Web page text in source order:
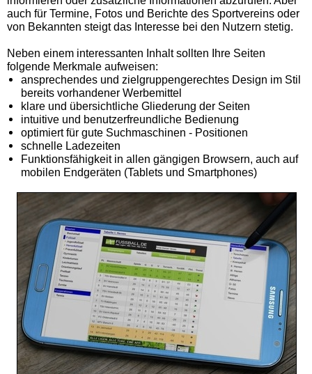
auch für Termine, Fotos und Berichte des Sportvereins oder
von Bekannten steigt das Interesse bei den Nutzern stetig.
Neben einem interessanten Inhalt sollten Ihre Seiten
folgende Merkmale aufweisen:
ansprechendes und zielgruppengerechtes Design im Stil
bereits vorhandener Werbemittel
klare und übersichtliche Gliederung der Seiten
intuitive und benutzerfreundliche Bedienung
optimiert für gute Suchmaschinen - Positionen
schnelle Ladezeiten
Funktionsfähigkeit in allen gängigen Browsern, auch auf
mobilen Endgeräten (Tablets und Smartphones)